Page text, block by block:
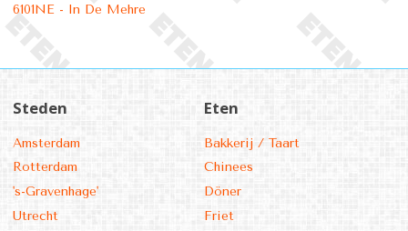
6101NE - In De Mehre
Steden
Amsterdam
Rotterdam
's-Gravenhage'
Utrecht
Eten
Bakkerij / Taart
Chinees
Döner
Friet